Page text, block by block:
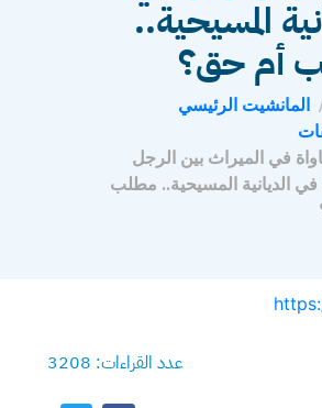
المسيحية..
أم حق؟
المانشيت الرئيسي
في الميراث بين الرجل
في الديانية المسيحية.. مطلب
عدد القراءات: 3208